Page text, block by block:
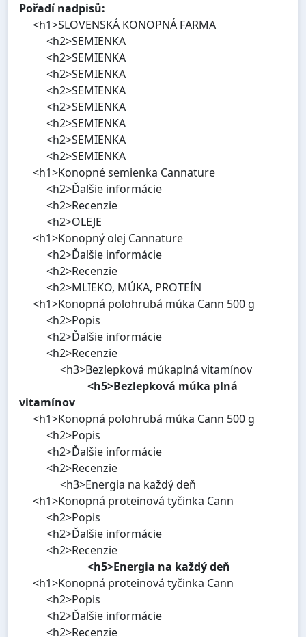
Pořadí nadpisů:
<h1>SLOVENSKÁ KONOPNÁ FARMA
<h2>SEMIENKA
<h2>SEMIENKA
<h2>SEMIENKA
<h2>SEMIENKA
<h2>SEMIENKA
<h2>SEMIENKA
<h2>SEMIENKA
<h2>SEMIENKA
<h1>Konopné semienka Cannature
<h2>Ďalšie informácie
<h2>Recenzie
<h2>OLEJE
<h1>Konopný olej Cannature
<h2>Ďalšie informácie
<h2>Recenzie
<h2>MLIEKO, MÚKA, PROTEÍN
<h1>Konopná polohrubá múka Cann 500 g
<h2>Popis
<h2>Ďalšie informácie
<h2>Recenzie
<h3>Bezlepková múkaplná vitamínov
<h5>Bezlepková múka plná
vitamínov
<h1>Konopná polohrubá múka Cann 500 g
<h2>Popis
<h2>Ďalšie informácie
<h2>Recenzie
<h3>Energia na každý deň
<h1>Konopná proteinová tyčinka Cann
<h2>Popis
<h2>Ďalšie informácie
<h2>Recenzie
<h5>Energia na každý deň
<h1>Konopná proteinová tyčinka Cann
<h2>Popis
<h2>Ďalšie informácie
<h2>Recenzie